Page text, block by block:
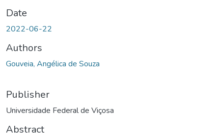
Date
2022-06-22
Authors
Gouveia, Angélica de Souza
Publisher
Universidade Federal de Viçosa
Abstract